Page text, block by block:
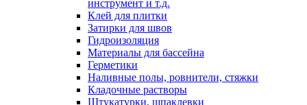
инструмент и т.д.
Клей для плитки
Затирки для швов
Гидроизоляция
Материалы для бассейна
Герметики
Наливные полы, ровнители, стяжки
Кладочные растворы
Штукатурки, шпаклевки